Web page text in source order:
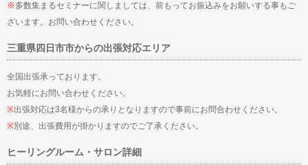
※多数集まるセミナーに関しましては、前もってお振込みをお願いする事もご
ざいます。お問い合わせください。
三重県四日市市からの出張対応エリア
全国出張承っております。
お気軽にお問い合わせください。
※出張対応は3名様からの承りとなりますので事前にお問合わせください。
※別途、出張費用が掛かりますのでご了承ください。
ヒーリングルーム・サロン詳細